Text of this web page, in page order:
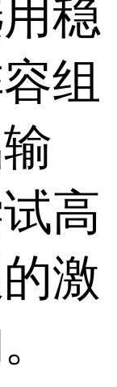
稳
组
高
激